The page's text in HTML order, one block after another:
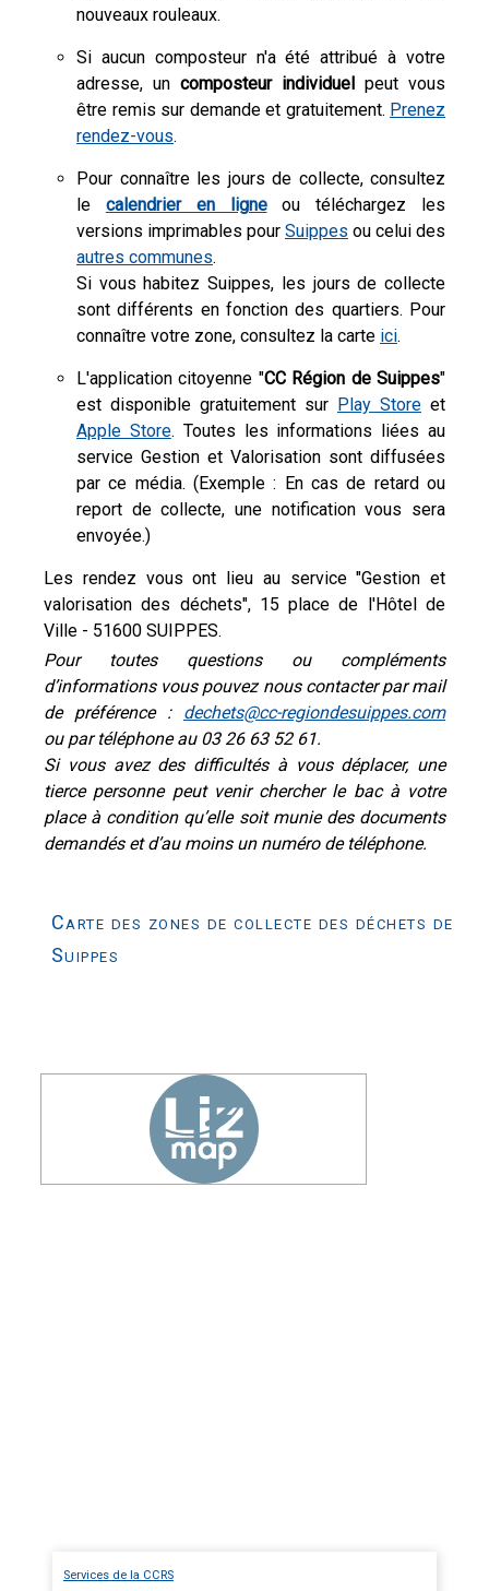
nouveaux rouleaux.
Si aucun composteur n'a été attribué à votre
adresse, un composteur individuel peut vous
être remis sur demande et gratuitement. Prenez
rendez-vous.
Pour connaître les jours de collecte, consultez
le calendrier en ligneou téléchargez les
versions imprimables pour Suippes ou celui des
autres communes.
Si vous habitez Suippes, les jours de collecte
sont différents en fonction des quartiers. Pour
connaître votre zone, consultez la carte ici.
L'application citoyenne "CC Région de Suippes"
est disponible gratuitement sur Play Store et
Apple Store. Toutes les informations liées au
service Gestion et Valorisation sont diffusées
par ce média. (Exemple : En cas de retard ou
report de collecte, une notification vous sera
envoyée.)
Les rendez vous ont lieu au service "Gestion et
valorisation des déchets", 15 place de l'Hôtel de
Ville - 51600 SUIPPES.
Pour toutes questions ou compléments
d’informations vous pouvez nous contacter par mail
de préférence : dechets@cc-regiondesuippes.com
ou par téléphone au 03 26 63 52 61.
Si vous avez des difficultés à vous déplacer, une
tierce personne peut venir chercher le bac à votre
place à condition qu’elle soit munie des documents
demandés et d’au moins un numéro de téléphone.
Carte des zones de collecte des déchets de
Suippes
Services de la CCRS